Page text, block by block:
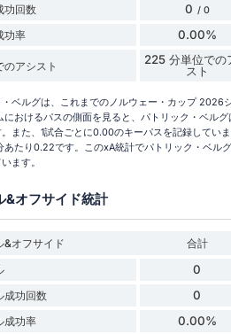
功回数 0 / 0
功率 0.00%
のアシスト
225 分単位での
スト
ベルグは、これまでのノルウェー・カップ 2026
におけるパスの側面を見ると、パトリック・ベル
また、1試合ごとに0.00のキーパスを記録してい
あたり0.22です。このxA統計でパトリック・ベル
ます。
&オフサイド統計
&オフサイド 合計
0
成功回数 0
成功率 0.00%